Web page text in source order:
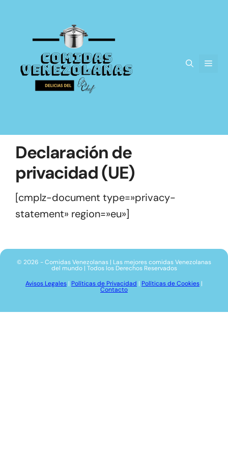
contenido
Declaración de
privacidad (UE)
[cmplz-document type=»privacy-
statement» region=»eu»]
© 2026 - Comidas Venezolanas | Las mejores comidas Venezolanas
del mundo | Todos los Derechos Reservados
Avisos Legales | Políticas de Privacidad | Políticas de Cookies |
Contacto